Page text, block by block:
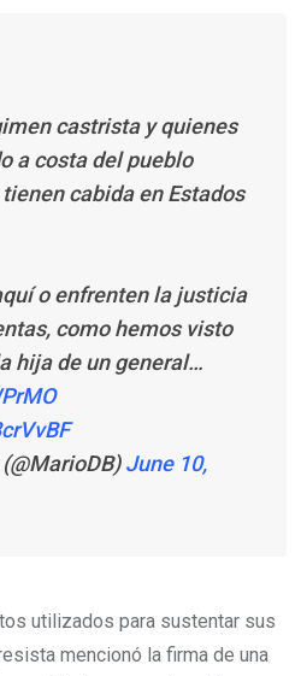
castrista y quienes
a costa del pueblo
cabida en Estados
o enfrenten la justicia
como hemos visto
hija de un general…
June 10,
utilizados para sustentar sus
mencionó la firma de una